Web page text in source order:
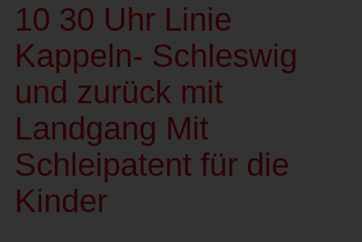
10 30 Uhr Linie
Kappeln- Schleswig
und zurück mit
Landgang Mit
Schleipatent für die
Kinder